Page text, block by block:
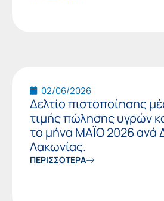
02/06/2026
Δελτίο πιστοποίησης
τιμής πώλησης υγρών
το μήνα ΜΑΪΟ 2026 ανά
Λακωνίας.
ΠΕΡΙΣΣΟΤΕΡΑ